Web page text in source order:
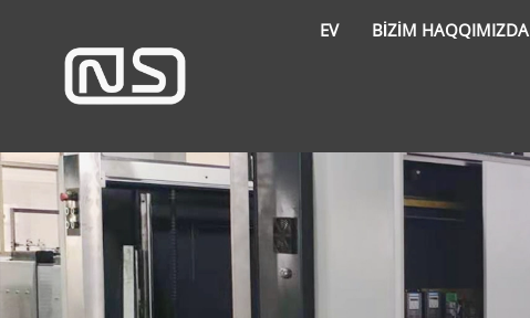
EV BIZIM HAQQIMIZDA